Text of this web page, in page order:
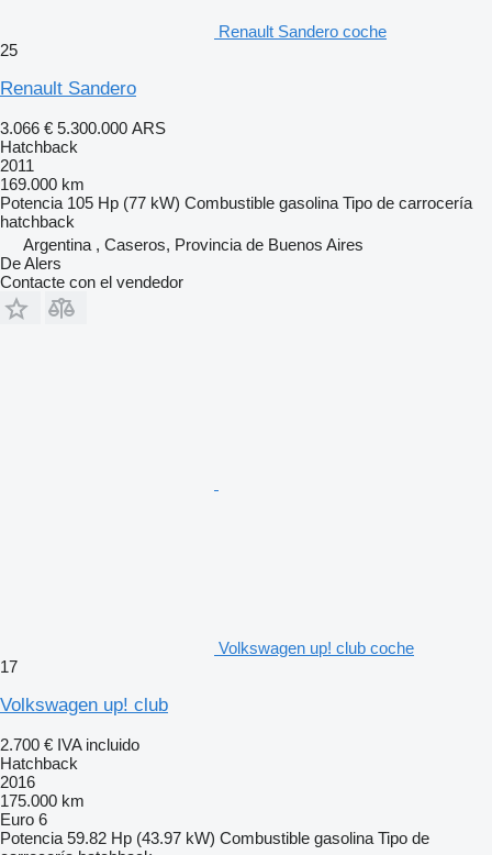
Renault Sandero coche
25
Renault Sandero
3.066 € 5.300.000 ARS
Hatchback
2011
169.000 km
Potencia 105 Hp (77 kW) Combustible gasolina Tipo de carrocería
hatchback
Argentina , Caseros, Provincia de Buenos Aires
De Alers
Contacte con el vendedor
Volkswagen up! club coche
17
Volkswagen up! club
2.700 € IVA incluido
Hatchback
2016
175.000 km
Euro 6
Potencia 59.82 Hp (43.97 kW) Combustible gasolina Tipo de